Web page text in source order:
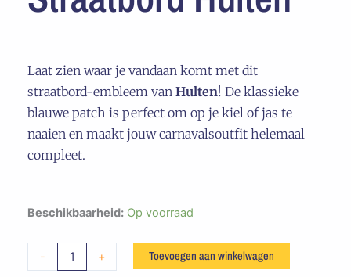
Laat zien waar je vandaan komt met dit
straatbord-embleem van Hulten! De klassieke
blauwe patch is perfect om op je kiel of jas te
naaien en maakt jouw carnavalsoutfit helemaal
compleet.
Beschikbaarheid: Op voorraad
-
Embleem
aantal
+ Toevoegen aan winkelwagen